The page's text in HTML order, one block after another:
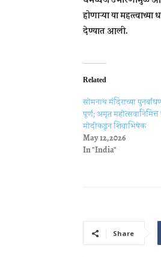
होणाऱ्या या
देण्यात आली.
Related
सोमनाथ मंदिराच्या
पूर्ण; अमृत महोत्सवानिमित्त
मोदींकडून शिवाभिषेक
May 12, 2026
In "India"
Share